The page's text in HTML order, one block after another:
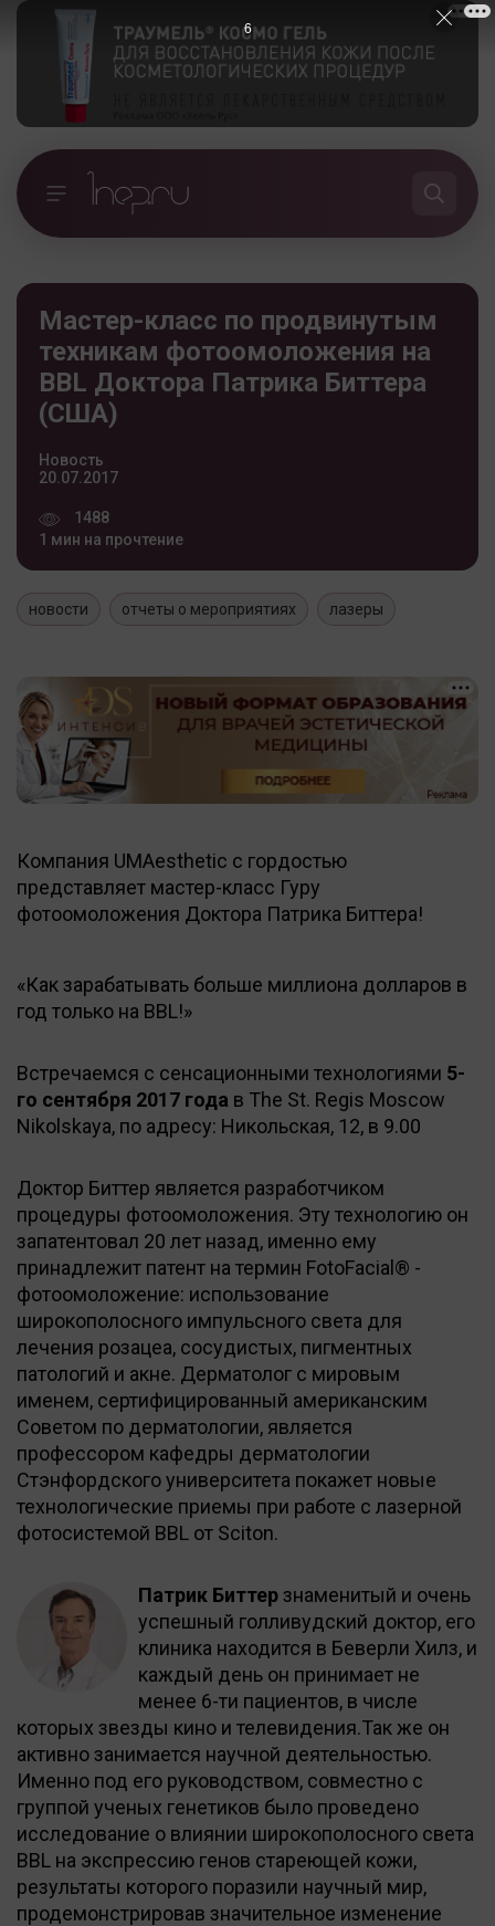
Мастер-класс по продвинутым
техникам фотоомоложения на
BBL Доктора Патрика Биттера
(США)
Новость
20.07.2017
1488
1 мин на прочтение
новости отчеты о мероприятиях лазеры
Компания UMAesthetic c гордостью
представляет мастер-класс Гуру
фотоомоложения Доктора Патрика Биттера!
«Как зарабатывать больше миллиона долларов в
год только на BBL!»
Встречаемся с сенсационными технологиями 5-
го сентября 2017 года в The St. Regis Moscow
Nikolskaya, по адресу: Никольская, 12, в 9.00
Доктор Биттер является разработчиком
процедуры фотоомоложения. Эту технологию он
запатентовал 20 лет назад, именно ему
принадлежит патент на термин FotoFacial® -
фотоомоложение: использование
широкополосного импульсного света для
лечения розацеа, сосудистых, пигментных
патологий и акне. Дерматолог с мировым
именем, сертифицированный американским
Советом по дерматологии, является
профессором кафедры дерматологии
Стэнфордского университета покажет новые
технологические приемы при работе с лазерной
фотосистемой BBL от Sciton.
Патрик Биттерзнаменитый и очень
успешный голливудский доктор, его
клиника находится в Беверли Хилз, и
каждый день он принимает не
менее 6-ти пациентов, в числе
которых звезды кино и телевидения.Так же он
активно занимается научной деятельностью.
Именно под его руководством, совместно с
группой ученых генетиков было проведено
исследование о влиянии широкополосного света
BBL на экспрессию генов стареющей кожи,
результаты которого поразили научный мир,
продемонстрировав значительное изменение
5